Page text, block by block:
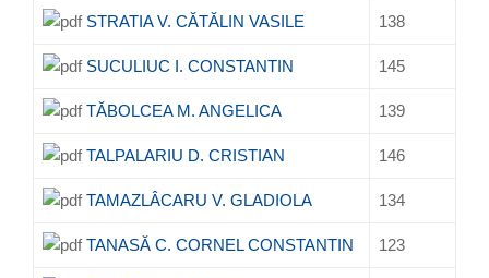
STRATIA V. CĂTĂLIN VASILE 138
SUCULIUC I. CONSTANTIN 145
TĂBOLCEA M. ANGELICA 139
TALPALARIU D. CRISTIAN 146
TAMAZLÂCARU V. GLADIOLA 134
TANASĂ C. CORNEL CONSTANTIN 123